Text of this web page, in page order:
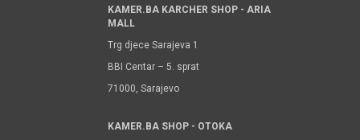
KAMER.BA KARCHER SHOP - ARIA
MALL
Trg djece Sarajeva 1
BBI Centar – 5. sprat
71000, Sarajevo
KAMER.BA SHOP - OTOKA